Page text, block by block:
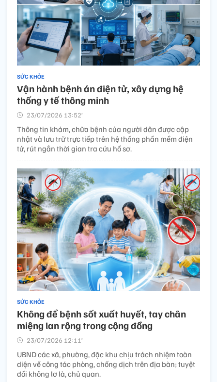
SỨC KHỎE
Vận hành bệnh án điện tử, xây dựng hệ
thống y tế thông minh
23/07/2026 13:52’
Thông tin khám, chữa bệnh của người dân được cập
nhật và lưu trữ trực tiếp trên hệ thống phần mềm điện
tử, rút ngắn thời gian tra cứu hồ sơ.
SỨC KHỎE
Không để bệnh sốt xuất huyết, tay chân
miệng lan rộng trong cộng đồng
23/07/2026 12:11’
UBND các xã, phường, đặc khu chịu trách nhiệm toàn
diện về công tác phòng, chống dịch trên địa bàn; tuyệt
đối không lơ là, chủ quan.